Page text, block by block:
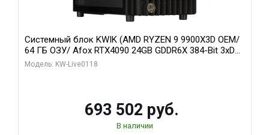
Системный блок KWIK (AMD RYZEN 9 9900X3D OEM/
64 ГБ ОЗУ/ Afox RTX4090 24GB GDDR6X 384-Bit 3xDP
HDMI ATX Turbo/ 960 ГБ SSD)
Модель: KW-Live0118
693 502 руб.
В наличии